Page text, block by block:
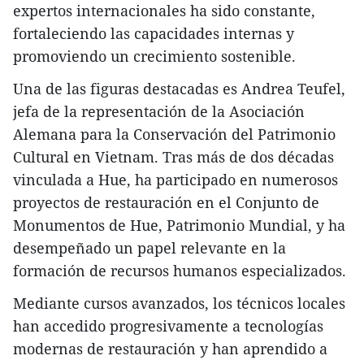
expertos internacionales ha sido constante,
fortaleciendo las capacidades internas y
promoviendo un crecimiento sostenible.
​Una de las figuras destacadas es Andrea Teufel,
jefa de la representación de la Asociación
Alemana para la Conservación del Patrimonio
Cultural en Vietnam. Tras más de dos décadas
vinculada a Hue, ha participado en numerosos
proyectos de restauración en el Conjunto de
Monumentos de Hue, Patrimonio Mundial, y ha
desempeñado un papel relevante en la
formación de recursos humanos especializados.
​Mediante cursos avanzados, los técnicos locales
han accedido progresivamente a tecnologías
modernas de restauración y han aprendido a